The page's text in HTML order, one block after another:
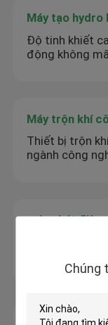
Chúng
Máy tạo hydro
Độ tinh khiết
động không
Máy trộn khí
Thiết bị trộn
ngành công
máy phát điện
99.99% tinh
Không có bình
Máy tạo oxy